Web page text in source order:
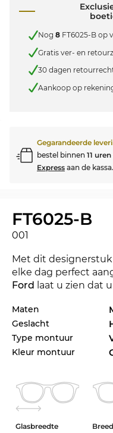
Nog 8 FT6025-B op
Gratis ver- en
30 dagen
Aankoop op
Gegarandeerde
bestel binnen 11
Express aan de kassa.
FT6025-B
001
Met dit
elke dag perfect
Ford
laat u zien dat
label met haar
Het design van het
overtuigend op
Het model is op
‘Express
omdat Edel-Optics
Maten
Geslacht
Type montuur
Kleur montuur
Glasbreedte